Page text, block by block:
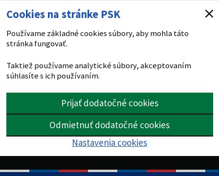
Cookies na stránke PSK
Používame základné cookies súbory, aby mohla táto
stránka fungovať.
Taktiež používame analytické súbory, akceptovaním
súhlasíte s ich používaním.
Prijať dodatočné cookies
Odmietnuť dodatočné cookies
Nastavenia cookies